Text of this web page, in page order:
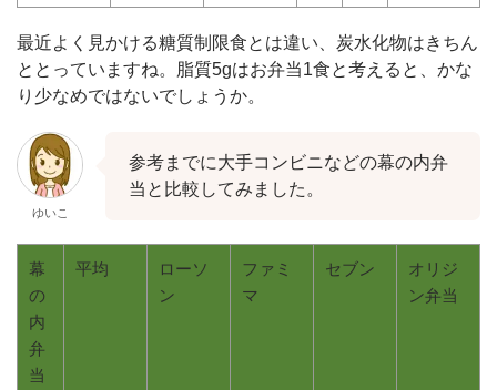
最近よく見かける糖質制限食とは違い、炭水化物はきちん
ととっていますね。脂質5gはお弁当1食と考えると、かな
り少なめではないでしょうか。
ゆいこ
参考までに大手コンビニなどの幕の内弁
当と比較してみました。
幕
の
内
弁
当
平均
ローソ
ン
ファミ
マ
セブン
オリジ
ン弁当